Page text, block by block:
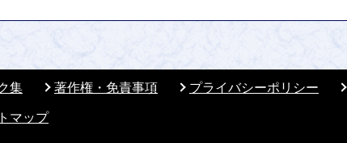
集 著作権・免責事項 プライバシーポリシー
マップ